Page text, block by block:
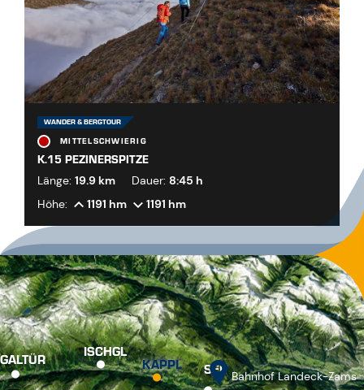
WANDER & BERGTOUR
MITTELSCHWIERIG
K.15 PEZINERSPITZE
Länge: 19.9 km Dauer: 8:45 h
Höhe:
1191 hm 1191 hm
GALTÜR ISCHGL
KAPPL SEE Bahnhof Landeck-Zams